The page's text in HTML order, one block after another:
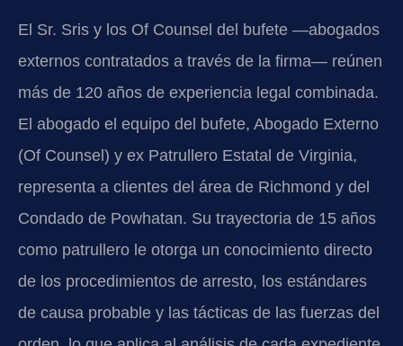
El Sr. Sris y los Of Counsel del bufete —abogados
externos contratados a través de la firma— reúnen
más de 120 años de experiencia legal combinada.
El abogado el equipo del bufete, Abogado Externo
(Of Counsel) y ex Patrullero Estatal de Virginia,
representa a clientes del área de Richmond y del
Condado de Powhatan. Su trayectoria de 15 años
como patrullero le otorga un conocimiento directo
de los procedimientos de arresto, los estándares
de causa probable y las tácticas de las fuerzas del